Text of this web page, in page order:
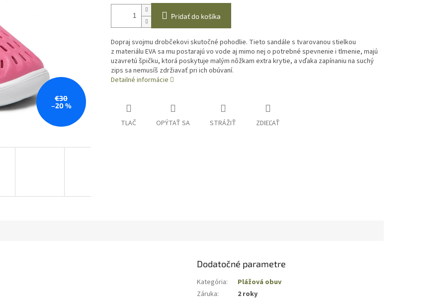
€30
–20 %
Pridať do košíka
Dopraj svojmu drobčekovi skutočné pohodlie. Tieto sandále s tvarovanou stielkou
z materiálu EVA sa mu postarajú vo vode aj mimo nej o potrebné spevnenie i tlmenie, majú
uzavretú špičku, ktorá poskytuje malým nôžkam extra krytie, a vďaka zapínaniu na suchý
zips sa nemusíš zdržiavať pri ich obúvaní.
Detailné informácie
TLAČ OPÝTAŤ SA STRÁŽIŤ ZDIEĽAŤ
Dodatočné parametre
Kategória:
Plážová obuv
Záruka: 2 roky